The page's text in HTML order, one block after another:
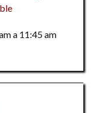
a 11:45 am